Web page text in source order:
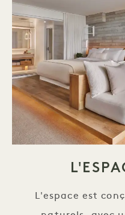
L'espace est